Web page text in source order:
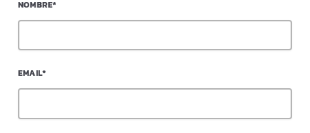
NOMBRE*
EMAIL*